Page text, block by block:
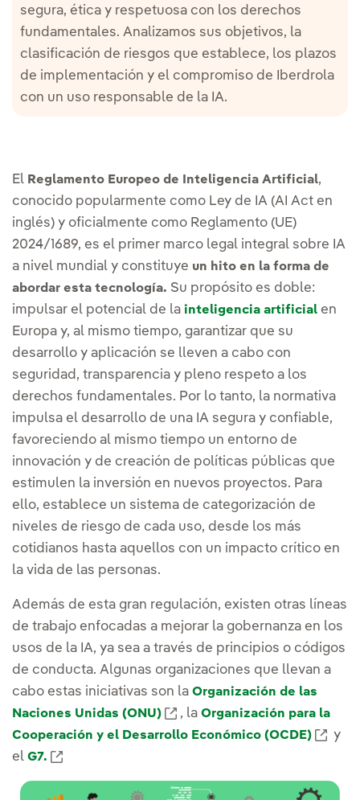
segura, ética y respetuosa con los derechos
fundamentales. Analizamos sus objetivos, la
clasificación de riesgos que establece, los plazos
de implementación y el compromiso de Iberdrola
con un uso responsable de la IA.
El Reglamento Europeo de Inteligencia Artificial,
conocido popularmente como Ley de IA (AI Act en
inglés) y oficialmente como Reglamento (UE)
2024/1689, es el primer marco legal integral sobre IA
a nivel mundial y constituye un hito en la forma de
abordar esta tecnología. Su propósito es doble:
impulsar el potencial de la inteligencia artificial en
Europa y, al mismo tiempo, garantizar que su
desarrollo y aplicación se lleven a cabo con
seguridad, transparencia y pleno respeto a los
derechos fundamentales. Por lo tanto, la normativa
impulsa el desarrollo de una IA segura y confiable,
favoreciendo al mismo tiempo un entorno de
innovación y de creación de políticas públicas que
estimulen la inversión en nuevos proyectos. Para
ello, establece un sistema de categorización de
niveles de riesgo de cada uso, desde los más
cotidianos hasta aquellos con un impacto crítico en
la vida de las personas.
Además de esta gran regulación, existen otras líneas
de trabajo enfocadas a mejorar la gobernanza en los
usos de la IA, ya sea a través de principios o códigos
de conducta. Algunas organizaciones que llevan a
cabo estas iniciativas son la Organización de las
Naciones Unidas (ONU)
Enlace externo, se abre en
, la Organización para la
Cooperación y el Desarrollo Económico (OCDE)
y
el G7.